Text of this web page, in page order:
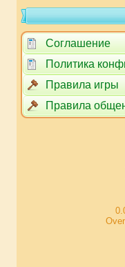
Соглашение
Политика
Правила игры
Правила